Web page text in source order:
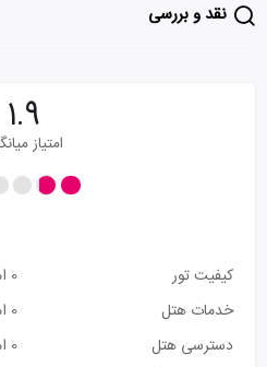
نقد و بررسی
1.9
امتیاز
کیفیت تور 0 امتیاز
خدمات هتل
0 امتیاز
دسترسی هتل
0 امتیاز